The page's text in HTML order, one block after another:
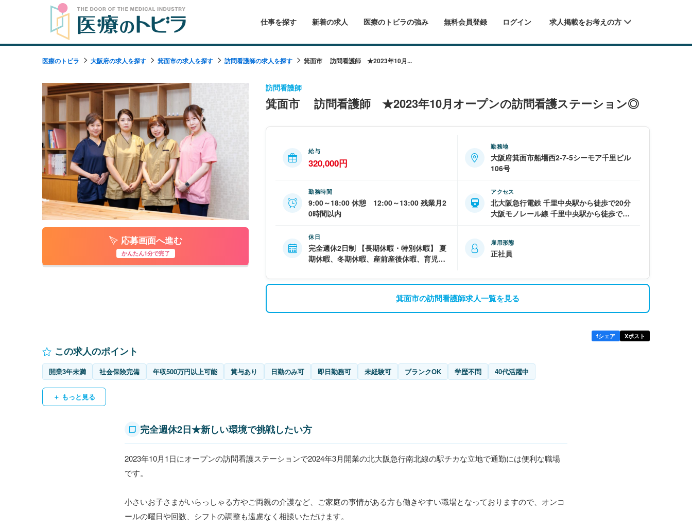
仕事を探す 新着の求人 医療のトビラの強み 無料会員登録 ログイン 求人掲載をお考えの方
医療のトビラ 大阪府の求人を探す 箕面市の求人を探す 訪問看護師の求人を探す 箕面市 訪問看護師 ★2023年10月...
訪問看護師
箕面市 訪問看護師 ★2023年10月オープンの訪問看護ステーション◎
応募画面へ進む
かんたん1分で完了
給与
320,000円
勤務地
大阪府箕面市船場西2‐7‐5シーモア千里ビル
106号
勤務時間
9:00～18:00 休憩 12:00～13:00 残業月2
0時間以内
アクセス
北大阪急行電鉄 千里中央駅から徒歩で20分
大阪モノレール線 千里中央駅から徒歩で21
休日
完全週休2日制 【長期休暇・特別休暇】 夏
期休暇、冬期休暇、産前産後休暇、育児休
雇用形態
正社員
箕面市の訪問看護師求人一覧を見る
fシェア Xポスト
この求人のポイント
開業3年未満 社会保険完備 年収500万円以上可能 賞与あり 日勤のみ可 即日勤務可 未経験可 ブランクOK 学歴不問 40代活躍中
＋ もっと見る
完全週休2日★新しい環境で挑戦したい方
2023年10月1日にオープンの訪問看護ステーションで2024年3月開業の北大阪急行南北線の駅チカな立地で通勤には便利な職場
です。
小さいお子さまがいらっしゃる方やご両親の介護など、ご家庭の事情がある方も働きやすい職場となっておりますので、オンコ
ールの曜日や回数、シフトの調整も遠慮なく相談いただけます。